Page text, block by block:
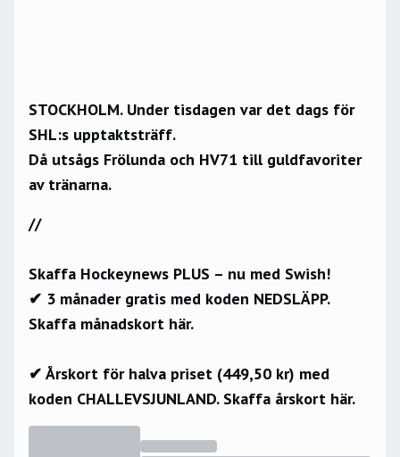
STOCKHOLM. Under tisdagen var det dags för
SHL:s upptaktsträff.
Då utsågs Frölunda och HV71 till guldfavoriter
av tränarna.
//
Skaffa Hockeynews PLUS – nu med Swish!
✔ 3 månader gratis med koden NEDSLÄPP.
Skaffa månadskort här.
✔ Årskort för halva priset (449,50 kr) med
koden CHALLEVSJUNLAND. Skaffa årskort här.